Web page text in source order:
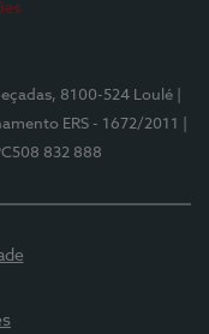
8100-524 Loulé
ERS - 1672/2011
832 888